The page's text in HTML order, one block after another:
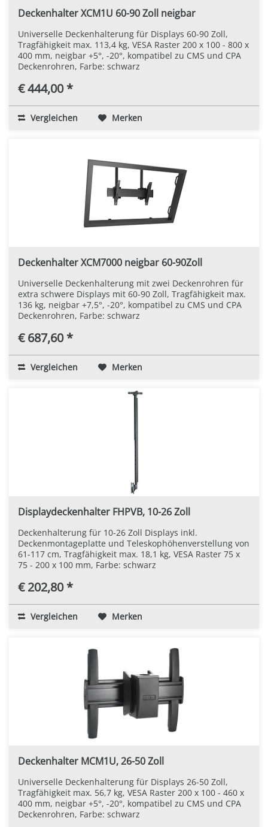
Deckenhalter XCM1U 60-90 Zoll neigbar
Universelle Deckenhalterung für Displays 60-90 Zoll,
Tragfähigkeit max. 113,4 kg, VESA Raster 200 x 100 - 800 x
400 mm, neigbar +5°, -20°, kompatibel zu CMS und CPA
Deckenrohren, Farbe: schwarz
€ 444,00 *
Vergleichen Merken
Deckenhalter XCM7000 neigbar 60-90Zoll
Universelle Deckenhalterung mit zwei Deckenrohren für
extra schwere Displays mit 60-90 Zoll, Tragfähigkeit max.
136 kg, neigbar +7,5°, -20°, kompatibel zu CMS und CPA
Deckenrohren, Farbe: schwarz
€ 687,60 *
Vergleichen Merken
Displaydeckenhalter FHPVB, 10-26 Zoll
Deckenhalterung für 10-26 Zoll Displays inkl.
Deckenmontageplatte und Teleskophöhenverstellung von
61-117 cm, Tragfähigkeit max. 18,1 kg, VESA Raster 75 x
75 - 200 x 100 mm, Farbe: schwarz
€ 202,80 *
Vergleichen Merken
Deckenhalter MCM1U, 26-50 Zoll
Universelle Deckenhalterung für Displays 26-50 Zoll,
Tragfähigkeit max. 56,7 kg, VESA Raster 200 x 100 - 460 x
400 mm, neigbar +5°, -20°, kompatibel zu CMS und CPA
Deckenrohren, Farbe: schwarz